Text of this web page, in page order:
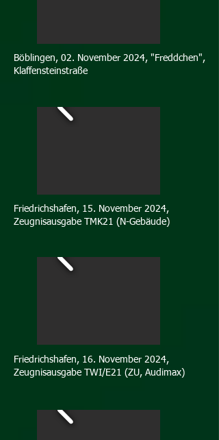
Böblingen, 02. November 2024, "Freddchen",
Klaffensteinstraße
Friedrichshafen, 15. November 2024,
Zeugnisausgabe TMK21 (N-Gebäude)
Friedrichshafen, 16. November 2024,
Zeugnisausgabe TWI/E21 (ZU, Audimax)